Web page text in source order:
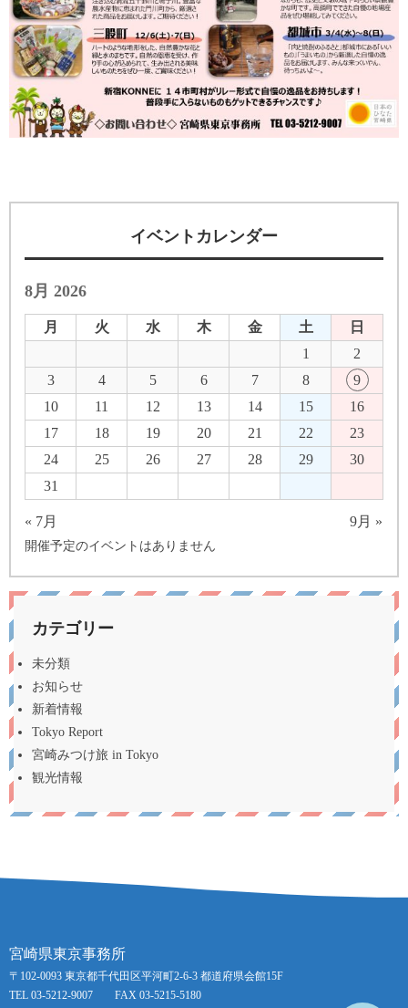
イベントカレンダー
8月 2026
月 火 水 木 金 土
日
1
2
3
4 5 6 7 8
9
10
11 12 13 14 15
16
17
18 19 20 21 22
23
24
25 26 27 28 29
30
31
« 7月 9月 »
開催予定のイベントはありません
カテゴリー
未分類
お知らせ
新着情報
Tokyo Report
宮崎みつけ旅 in Tokyo
観光情報
宮崎県東京事務所
〒102-0093 東京都千代田区平河町2-6-3 都道府県会館15F
TEL 03-5212-9007 FAX 03-5215-5180